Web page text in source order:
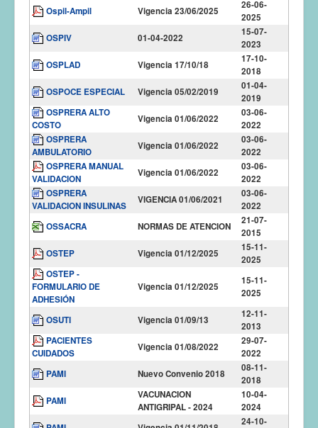
Ospil-Ampil
Vigencia 23/06/2025
26-06-
2025
OSPIV
01-04-2022
15-07-
2023
OSPLAD
Vigencia 17/10/18
17-10-
2018
OSPOCE ESPECIAL
Vigencia 05/02/2019
01-04-
2019
OSPRERA ALTO
COSTO
Vigencia 01/06/2022
03-06-
2022
OSPRERA
AMBULATORIO
Vigencia 01/06/2022
03-06-
2022
OSPRERA MANUAL
VALIDACION
Vigencia 01/06/2022
03-06-
2022
OSPRERA
VALIDACION INSULINAS
VIGENCIA 01/06/2021
03-06-
2022
OSSACRA
NORMAS DE ATENCION
21-07-
2015
OSTEP
Vigencia 01/12/2025
15-11-
2025
OSTEP -
FORMULARIO DE
ADHESIÓN
Vigencia 01/12/2025
15-11-
2025
OSUTI Vigencia 01/09/13
12-11-
2013
PACIENTES
CUIDADOS
Vigencia 01/08/2022
29-07-
2022
PAMI
Nuevo Convenio 2018
08-11-
2018
PAMI
VACUNACION
ANTIGRIPAL - 2024
10-04-
2024
24-10-